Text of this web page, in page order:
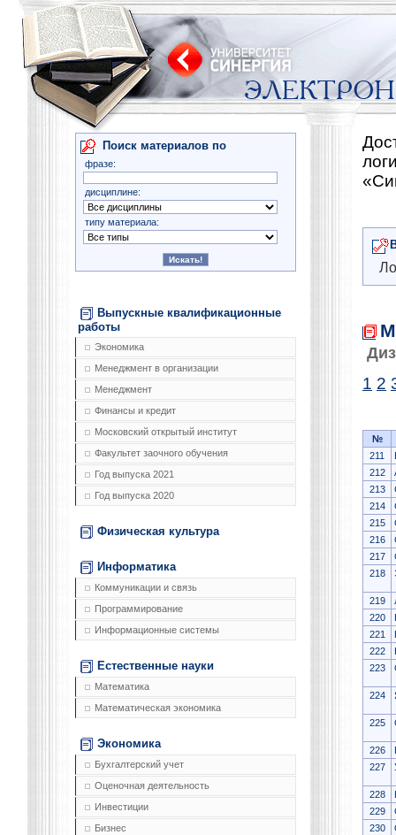
Поиск материалов по
фразе:
дисциплине:
типу материала:
Выпускные квалификационные
работы
Экономика
Менеджмент в организации
Менеджмент
Финансы и кредит
Московский открытый институт
Факультет заочного обучения
Год выпуска 2021
Год выпуска 2020
Физическая культура
Информатика
Коммуникации и связь
Программирование
Информационные системы
Естественные науки
Математика
Математическая экономика
Экономика
Бухгалтерский учет
Оценочная деятельность
Инвестиции
Бизнес
1 2
№
211
212
213
214
215
216
217
218
219
220
221
222
223
224
225
226
227
228
229
230